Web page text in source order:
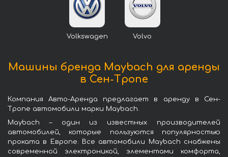
Volkswagen Volvo
Машины бренда Maybach для аренды
в Сен-Тропе
Компания Авто-Аренда предлагает в аренду в Сен-
Тропе автомобили марки Maybach.
Maybach – один из известных производителей
автомобилей, которые пользуются популярностью
проката в Европе. Все автомобили Maybach снабжены
современной электроникой, элементами комфорта,